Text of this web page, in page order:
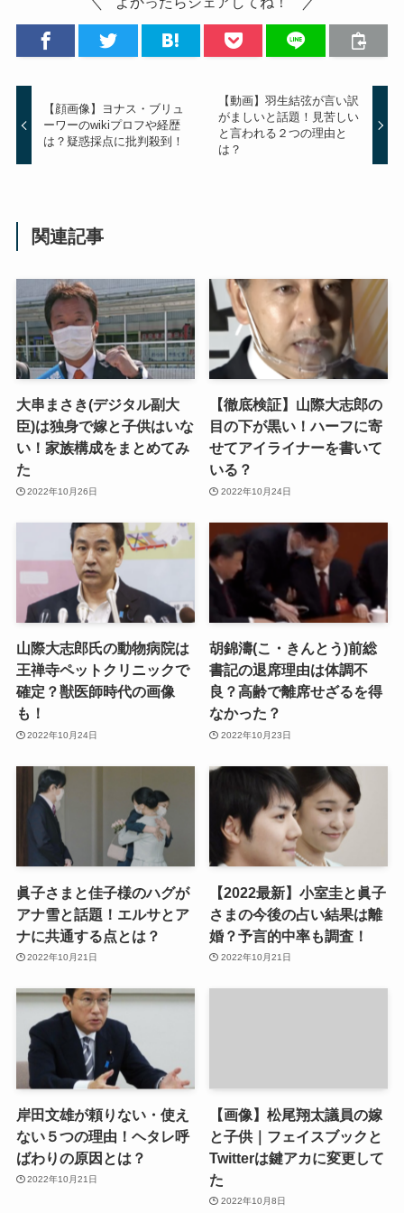
【顔画像】ヨナス・ブリュ
ーワーのwikiプロフや経歴
は？疑惑採点に批判殺到！
【動画】羽生結弦が言い訳
がましいと話題！見苦しい
と言われる２つの理由と
は？
関連記事
大串まさき(デジタル副大
臣)は独身で嫁と子供はいな
い！家族構成をまとめてみ
た
2022年10月26日
【徹底検証】山際大志郎の
目の下が黒い！ハーフに寄
せてアイライナーを書いて
いる？
2022年10月24日
山際大志郎氏の動物病院は
王禅寺ペットクリニックで
確定？獣医師時代の画像
も！
2022年10月24日
胡錦濤(こ・きんとう)前総
書記の退席理由は体調不
良？高齢で離席せざるを得
なかった？
2022年10月23日
眞子さまと佳子様のハグが
アナ雪と話題！エルサとア
ナに共通する点とは？
2022年10月21日
【2022最新】小室圭と眞子
さまの今後の占い結果は離
婚？予言的中率も調査！
2022年10月21日
岸田文雄が頼りない・使え
ない５つの理由！ヘタレ呼
ばわりの原因とは？
2022年10月21日
【画像】松尾翔太議員の嫁
と子供｜フェイスブックと
Twitterは鍵アカに変更して
た
2022年10月8日